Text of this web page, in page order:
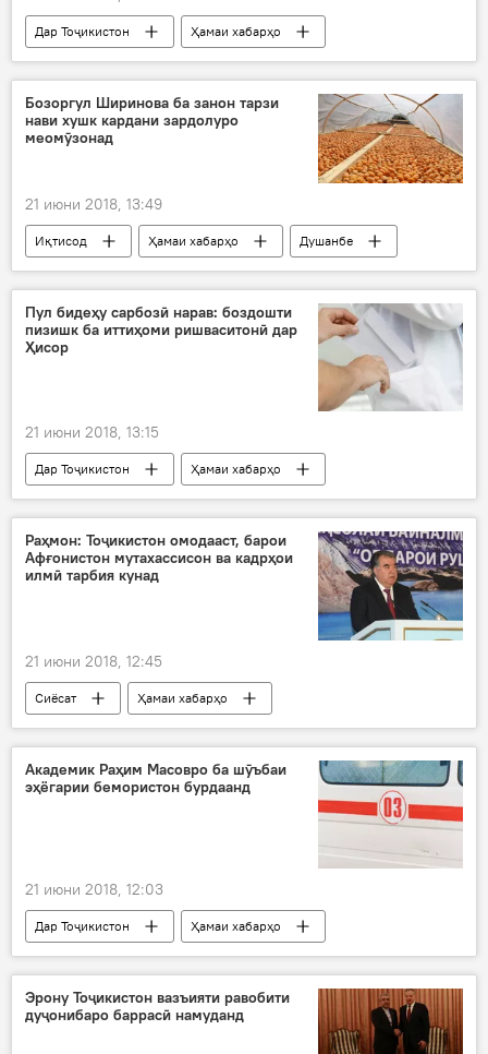
Дар Тоҷикистон Ҳамаи хабарҳо
Бозоргул Ширинова ба занон тарзи
нави хушк кардани зардолуро
меомӯзонад
21 июни 2018, 13:49
Иқтисод Ҳамаи хабарҳо
Душанбе
бонувон
мева
хушкмева
Вахш
Рудаки
Ассосиатсия
зан
Дар Тоҷикистон
Пул бидеҳу сарбозӣ нарав: боздошти
пизишк ба иттиҳоми ришваситонӣ дар
Ҳисор
21 июни 2018, 13:15
Дар Тоҷикистон
Ҳамаи хабарҳо
Душанбе
Ҳисор
фасод
пизишк
пора
саломатӣ
Ҳисор
ришва Ожонсӣ
Раҳмон: Тоҷикистон омодааст, барои
Афғонистон мутахассисон ва кадрҳои
илмӣ тарбия кунад
21 июни 2018, 12:45
Сиёсат
Ҳамаи хабарҳо
Эмомалӣ Раҳмон
Абдуллоҳ Абдуллоҳ
Дар Тоҷикистон
мулоқот
Академик Раҳим Масовро ба шӯъбаи
эҳёгарии бемористон бурдаанд
21 июни 2018, 12:03
Дар Тоҷикистон
Ҳамаи хабарҳо
Раҳим Масов
Эрону Тоҷикистон вазъияти равобити
дуҷонибаро баррасӣ намуданд